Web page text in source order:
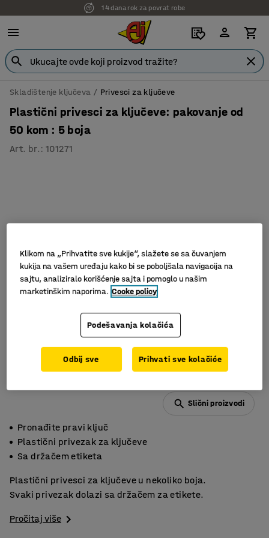
14 dana rok za povrat robe
Skladištenje ključeva Privesci za ključeve
Plastični privesci za ključeve: pakovanje od
50 kom : 5 boja
Art. br. :101271
Slični proizvodi
Pronađite pravi ključ
Plastični privezak za ključeve
Sa držačem etiketa
Plastični privesci za ključeve u nekoliko boja.
Svaki privezak dolazi sa držačem za etikete.
Pročitaj više
Klikom na „Prihvatite sve kukije“, slažete se sa čuvanjem
kukija na vašem uređaju kako bi se poboljšala navigacija na
sajtu, analiziralo korišćenje sajta i pomoglo u našim
marketinškim naporima. Cooke policy
Podešavanja kolačića
Odbij sve Prihvati sve kolačiće